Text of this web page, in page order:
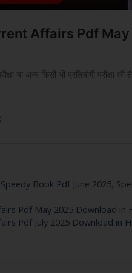
Book Pdf June 2025
Pdf May 2025 Download in
Pdf July 2025 Download in